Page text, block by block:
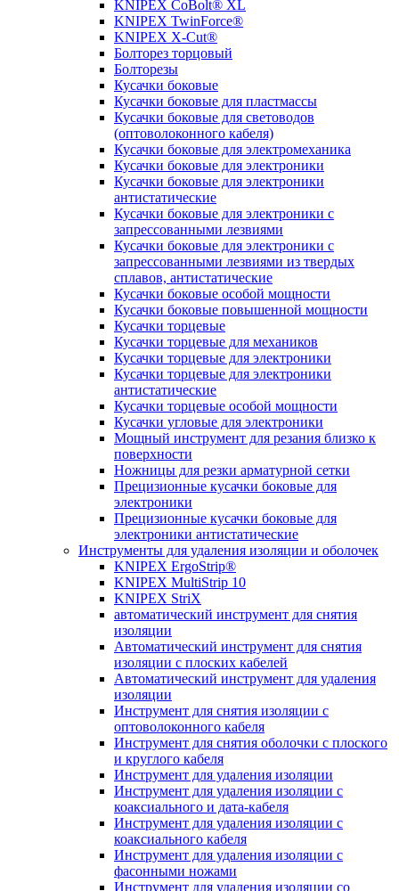
KNIPEX CoBolt® XL
KNIPEX TwinForce®
KNIPEX X-Cut®
Болторез торцовый
Болторезы
Кусачки боковые
Кусачки боковые для пластмассы
Кусачки боковые для световодов
(оптоволоконного кабеля)
Кусачки боковые для электромеханика
Кусачки боковые для электроники
Кусачки боковые для электроники
антистатические
Кусачки боковые для электроники с
запрессованными лезвиями
Кусачки боковые для электроники с
запрессованными лезвиями из твердых
сплавов, антистатические
Кусачки боковые особой мощности
Кусачки боковые повышенной мощности
Кусачки торцевые
Кусачки торцевые для механиков
Кусачки торцевые для электроники
Кусачки торцевые для электроники
антистатические
Кусачки торцевые особой мощности
Кусачки угловые для электроники
Мощный инструмент для резания близко к
поверхности
Ножницы для резки арматурной сетки
Прецизионные кусачки боковые для
электроники
Прецизионные кусачки боковые для
электроники антистатические
Инструменты для удаления изоляции и оболочек
KNIPEX ErgoStrip®
KNIPEX MultiStrip 10
KNIPEX StriX
автоматический инструмент для снятия
изоляции
Автоматический инструмент для снятия
изоляции с плоских кабелей
Автоматический инструмент для удаления
изоляции
Инструмент для снятия изоляции с
оптоволоконного кабеля
Инструмент для снятия оболочки с плоского
и круглого кабеля
Инструмент для удаления изоляции
Инструмент для удаления изоляции с
коаксиального и дата-кабеля
Инструмент для удаления изоляции с
коаксиального кабеля
Инструмент для удаления изоляции с
фасонными ножами
Инструмент для удаления изоляции со